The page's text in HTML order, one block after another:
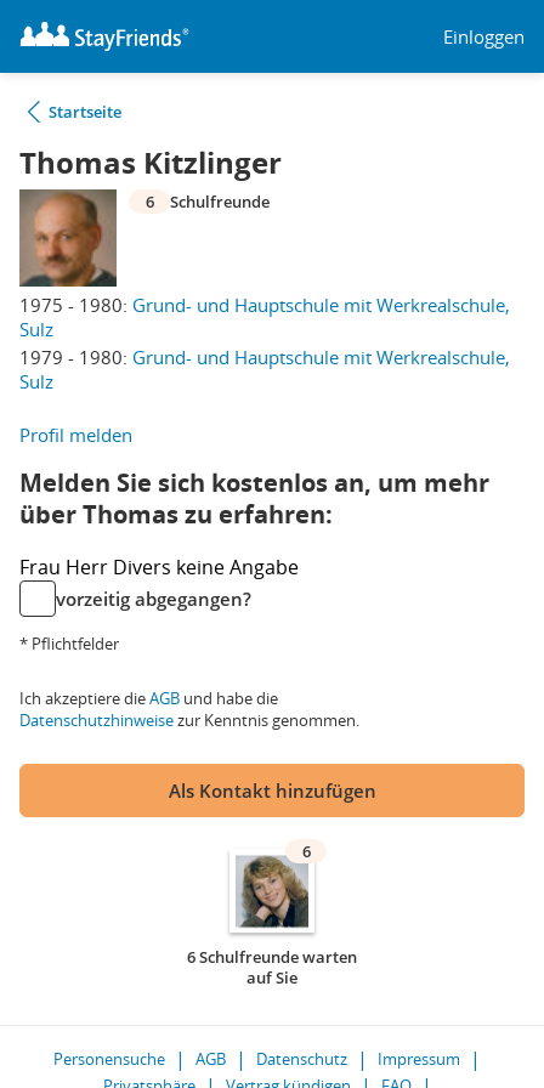
Einloggen
Startseite
Thomas Kitzlinger
1975 - 1980: Grund- und Hauptschule mit Werkrealschule,
Sulz
1979 - 1980: Grund- und Hauptschule mit Werkrealschule,
Sulz
6 Schulfreunde
Profil melden
Melden Sie sich kostenlos an, um mehr
über Thomas zu erfahren:
Frau Herr Divers keine Angabe
vorzeitig abgegangen?
* Pflichtfelder
Ich akzeptiere dieAGB und habe die
Datenschutzhinweisezur Kenntnis genommen.
Als Kontakt hinzufügen
6
6 Schulfreunde warten
auf Sie
Personensuche AGB Datenschutz
Impressum